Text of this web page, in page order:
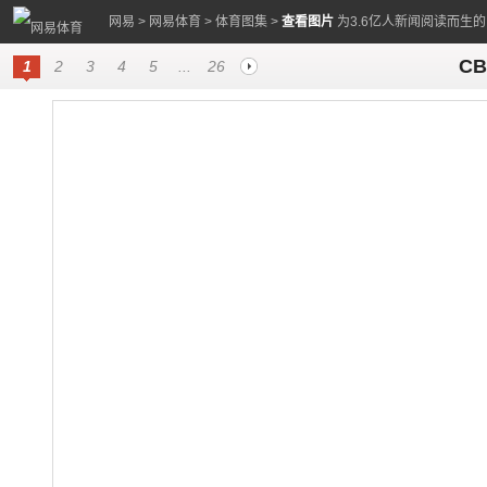
网易 > 网易体育 > 体育图集 > 查看图片 为3.6亿人新闻阅读而生
1 2 3 4 5 26